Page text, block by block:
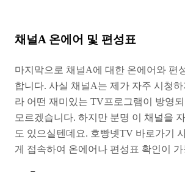
채널A 온에어 및 편성표
마지막으로 채널A에 대한 온에어와 편
합니다. 사실 채널A는 제가 자주 시청하
라 어떤 재미있는 TV프로그램이 방영
모르겠습니다. 하지만 분명 이 채널을
도 있으실텐데요. 호빵넷TV 바로가기
게 접속하여 온에어나 편성표 확인이